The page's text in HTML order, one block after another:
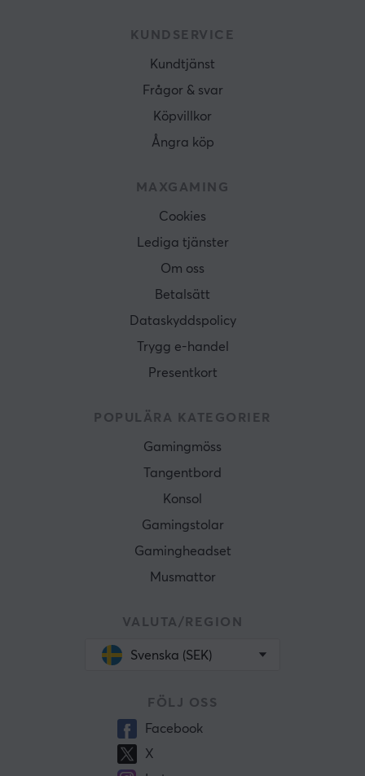
KUNDSERVICE
Kundtjänst
Frågor & svar
Köpvillkor
Ångra köp
MAXGAMING
Cookies
Lediga tjänster
Om oss
Betalsätt
Dataskyddspolicy
Trygg e-handel
Presentkort
POPULÄRA KATEGORIER
Gamingmöss
Tangentbord
Konsol
Gamingstolar
Gamingheadset
Musmattor
VALUTA/REGION
Svenska (SEK)
FÖLJ OSS
Facebook
X